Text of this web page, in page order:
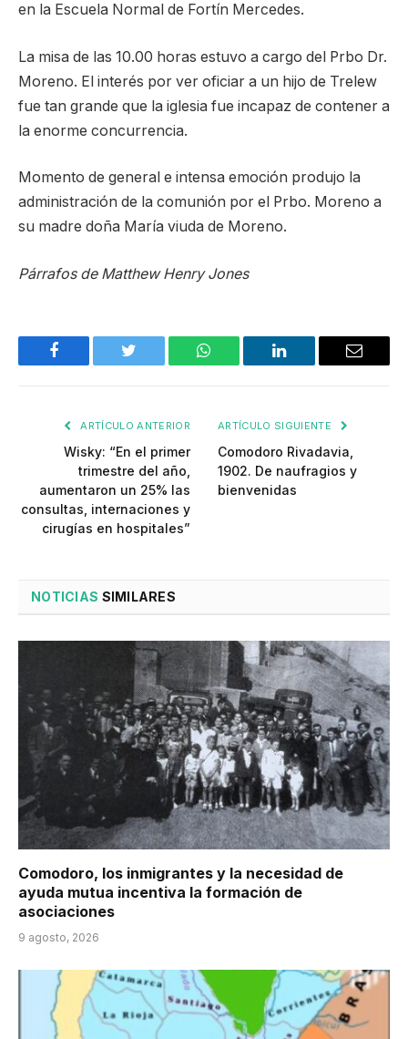
en la Escuela Normal de Fortín Mercedes.
La misa de las 10.00 horas estuvo a cargo del Prbo Dr.
Moreno. El interés por ver oficiar a un hijo de Trelew
fue tan grande que la iglesia fue incapaz de contener a
la enorme concurrencia.
Momento de general e intensa emoción produjo la
administración de la comunión por el Prbo. Moreno a
su madre doña María viuda de Moreno.
Párrafos de Matthew Henry Jones
Facebook Twitter WhatsApp LinkedIn Email
ARTÍCULO ANTERIOR
Wisky: “En el primer
trimestre del año,
aumentaron un 25% las
consultas, internaciones y
cirugías en hospitales”
ARTÍCULO SIGUIENTE
Comodoro Rivadavia,
1902. De naufragios y
bienvenidas
NOTICIAS SIMILARES
Comodoro, los inmigrantes y la necesidad de
ayuda mutua incentiva la formación de
asociaciones
9 agosto, 2026